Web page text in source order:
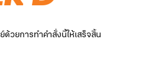
วยการทำคำสั่งนี้ให้เสร็จสิ้น